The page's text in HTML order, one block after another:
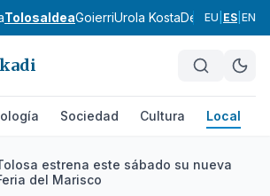
TolosaldeaGoierriUrola KostaDebagoiena
EU ES EN
Sociedad Cultura Local
estrena este sábado su nueva
del Marisco